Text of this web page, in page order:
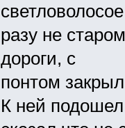
разу не
дороги, с
понтом
К ней подошел